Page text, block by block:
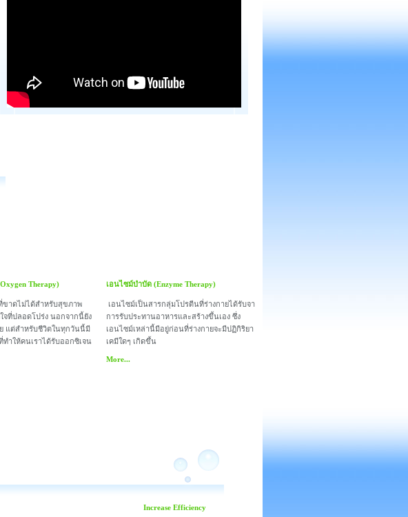
Therapy)
ขาดไม่ได้สำหรับสุขภาพ
จที่ปลอดโปร่ง นอกจากนี้ยัง
แต่สำหรับชีวิตในทุกวันนี้มี
ทำให้คนเราได้รับออกซิเจน
เอนไซม์บำบัด (Enzyme Therapy)
เอนไซม์เป็นสารกลุ่มโปรตีนที่ร่างกายได้รับจา
การรับประทานอาหารและสร้างขึ้นเอง ซึ่ง
เอนไซม์เหล่านี้มีอยู่ก่อนที่ร่างกายจะมีปฏิกิริยา
เคมีใดๆ เกิดขึ้น
More...
Increase Efficiency